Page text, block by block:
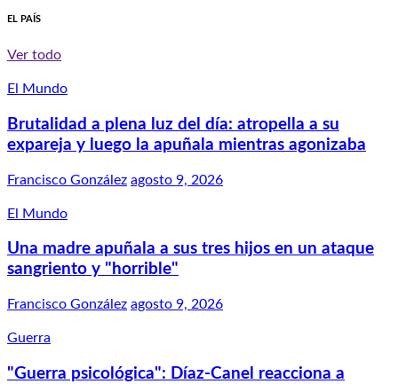
EL PAÍS
Ver todo
El Mundo
Brutalidad a plena luz del día: atropella a su
expareja y luego la apuñala mientras agonizaba
Francisco González agosto 9, 2026
El Mundo
Una madre apuñala a sus tres hijos en un ataque
sangriento y "horrible"
Francisco González agosto 9, 2026
Guerra
"Guerra psicológica": Díaz-Canel reacciona a